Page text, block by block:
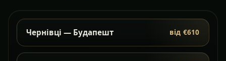
Чернівці — Будапешт від €610